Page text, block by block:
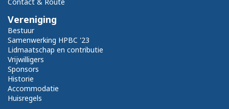
Contact & Route
Vereniging
Bestuur
Samenwerking HPBC '23
Lidmaatschap en contributie
Vrijwilligers
Sponsors
Historie
Accommodatie
Huisregels